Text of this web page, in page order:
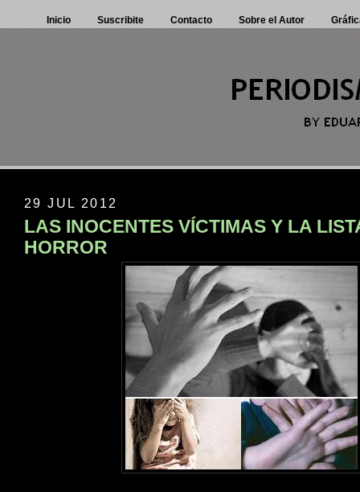
Inicio Suscribite Contacto Sobre el Autor
29 JUL 2012
LAS INOCENTES VÍCTIMAS Y LA
HORROR